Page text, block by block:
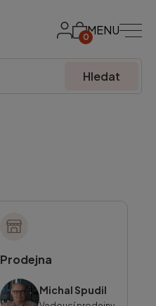
0MENU
Hledat
Prodejna
Michal Spudil